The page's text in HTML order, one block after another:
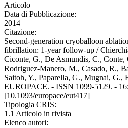
Articolo
Data di Pubblicazione:
2014
Citazione:
Second-generation cryoballoon
fibrillation: 1-year follow-up /
Ciconte, G., De Asmundis, C., Conte,
Rodriguez-Manero, M., Casado, R.,
Saitoh, Y., Paparella, G., Mugnai, G.,
EUROPACE. - ISSN 1099-5129. -
[10.1093/europace/eut417]
Tipologia CRIS:
1.1 Articolo in rivista
Elenco autori: